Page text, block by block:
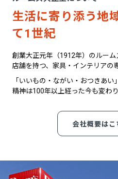
生活に寄り添う地
て1世紀
創業大正元年（1912年）のルー
店舗を持つ、家具・インテリアの
「いいもの・ながい・おつきあ
精神は100年以上経った今も変わり
会社概要はこ